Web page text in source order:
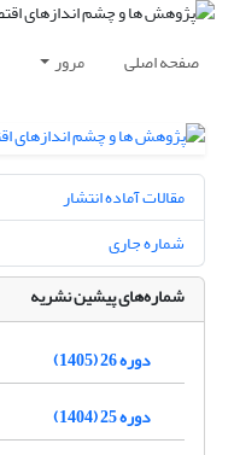
صفحه اصلی مرور
مقالات آماده انتشار
شماره جاری
شماره‌های پیشین نشریه
دوره 26 (1405)
دوره 25 (1404)